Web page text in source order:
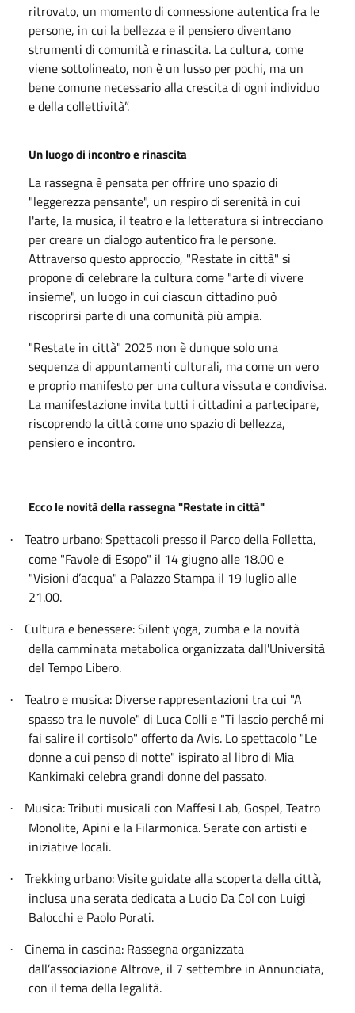
ritrovato, un momento di connessione autentica fra le
persone, in cui la bellezza e il pensiero diventano
strumenti di comunità e rinascita. La cultura, come
viene sottolineato, non è un lusso per pochi, ma un
bene comune necessario alla crescita di ogni individuo
e della collettività”.
Un luogo di incontro e rinascita
La rassegna è pensata per offrire uno spazio di
"leggerezza pensante", un respiro di serenità in cui
l'arte, la musica, il teatro e la letteratura si intrecciano
per creare un dialogo autentico fra le persone.
Attraverso questo approccio, "Restate in città" si
propone di celebrare la cultura come "arte di vivere
insieme", un luogo in cui ciascun cittadino può
riscoprirsi parte di una comunità più ampia.
"Restate in città" 2025 non è dunque solo una
sequenza di appuntamenti culturali, ma come un vero
e proprio manifesto per una cultura vissuta e condivisa.
La manifestazione invita tutti i cittadini a partecipare,
riscoprendo la città come uno spazio di bellezza,
pensiero e incontro.
Ecco le novità della rassegna "Restate in città"
·
Teatro urbano: Spettacoli presso il Parco della Folletta,
come "Favole di Esopo" il 14 giugno alle 18.00 e
"Visioni d’acqua" a Palazzo Stampa il 19 luglio alle
21.00.
·
Cultura e benessere: Silent yoga, zumba e la novità
della camminata metabolica organizzata dall'Università
del Tempo Libero.
·
Teatro e musica: Diverse rappresentazioni tra cui "A
spasso tra le nuvole" di Luca Colli e "Ti lascio perché mi
fai salire il cortisolo" offerto da Avis. Lo spettacolo "Le
donne a cui penso di notte" ispirato al libro di Mia
Kankimaki celebra grandi donne del passato.
·
Musica: Tributi musicali con Maffesi Lab, Gospel, Teatro
Monolite, Apini e la Filarmonica. Serate con artisti e
iniziative locali.
·
Trekking urbano: Visite guidate alla scoperta della città,
inclusa una serata dedicata a Lucio Da Col con Luigi
Balocchi e Paolo Porati.
·
Cinema in cascina: Rassegna organizzata
dall’associazione Altrove, il 7 settembre in Annunciata,
con il tema della legalità.